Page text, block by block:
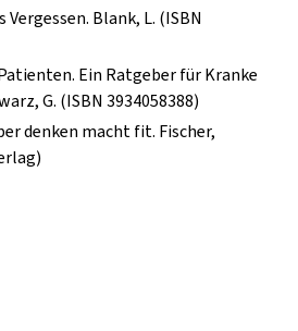
Vergessen. Blank, L. (ISBN
Ein Ratgeber für Kranke
G. (ISBN 3934058388)
denken macht fit. Fischer,